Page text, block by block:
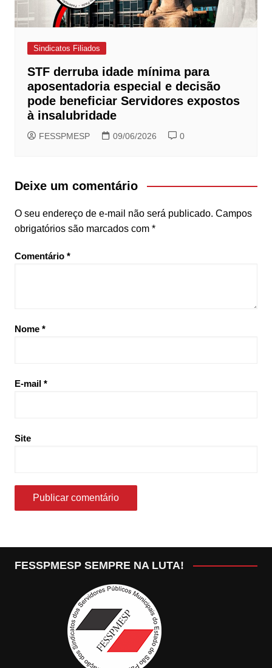
Sindicatos Filiados
STF derruba idade mínima para
aposentadoria especial e decisão
pode beneficiar Servidores expostos
à insalubridade
FESSPMESP 09/06/2026 0
Deixe um comentário
O seu endereço de e-mail não será publicado. Campos
obrigatórios são marcados com *
Comentário *
Nome *
E-mail *
Site
FESSPMESP SEMPRE NA LUTA!